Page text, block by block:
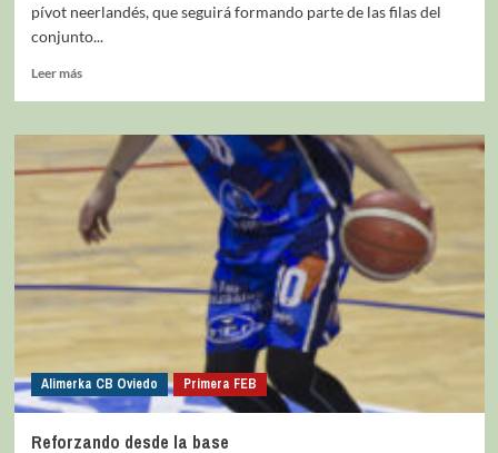
pívot neerlandés, que seguirá formando parte de las filas del
conjunto...
Leer más
Alimerka CB Oviedo Primera FEB
Reforzando desde la base